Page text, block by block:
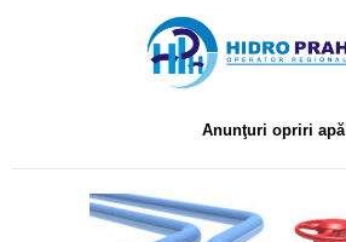
Guvernanță Corporativă
Informații de interes public
Anunţuri opriri apă